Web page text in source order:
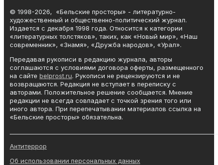
© 1998-2026, «Бельские просторы» - литературно-
художественный и общественно-политический журнал.
Издается с декабря 1998 года. Относится к категории
«литературных толстяков», таких, как «Новый мир», «Наш
современник», «Знамя», «Дружба народов», «Урал».
Передавая рукописи в редакцию журнала, авторы
соглашаются с условиями договора оферты, размещенного
на сайте belprost.ru. Рукописи не рецензируются и не
возвращаются. Редакция не вступает в переписку с
авторами. Положительное решение сообщается. Мнение
редакции не всегда совпадает с точкой зрения того или
иного автора. При перепечатывании материалов ссылка на
«Бельские просторы» обязательна.
Антитеррор
Об использовании персональных данных